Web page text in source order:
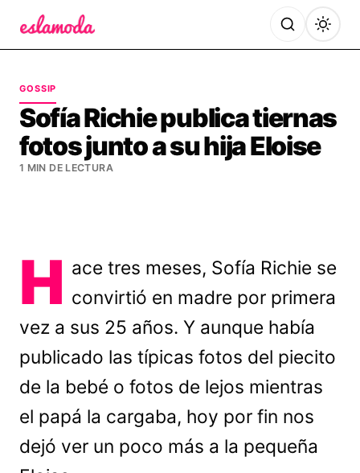
GOSSIP
Sofía Richie publica tiernas
fotos junto a su hija Eloise
1 MIN DE LECTURA
H ace tres meses, Sofía Richie se
convirtió en madre por primera
vez a sus 25 años. Y aunque había
publicado las típicas fotos del piecito
de la bebé o fotos de lejos mientras
el papá la cargaba, hoy por fin nos
dejó ver un poco más a la pequeña